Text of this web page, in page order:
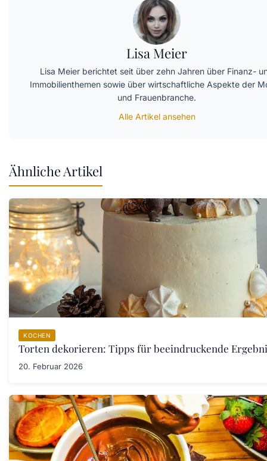
Lisa Meier
Lisa Meier berichtet seit über zehn Jahren über Finanz-
Immobilienthemen sowie über wirtschaftliche Aspekte der
und Frauenbranche.
Alle Artikel ansehen
Ähnliche Artikel
KOCHEN
Torten dekorieren: Tipps für beeindruckende
20. Februar 2026